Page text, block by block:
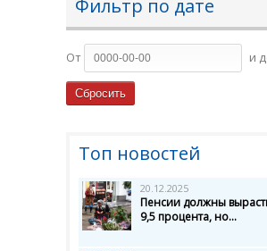
Фильтр по дате
От и
Топ новостей
20.12.2025
Пенсии должны
9,5 процента, но...